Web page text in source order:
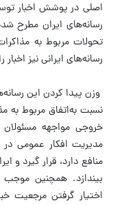
اصلی در پوشش اخبار
رسانه‌های ایران مطرح
تحولات مربوط به
رسانه‌های ایرانی نیز
وزن پیدا کردن این
نسبت به‌اتفاق مربوط به
خروجی مواجهه
مدیریت افکار عمومی
منافع دارد، قرار گیرد و
بیندازد. همچنین
اختیار گرفتن مرجعیت